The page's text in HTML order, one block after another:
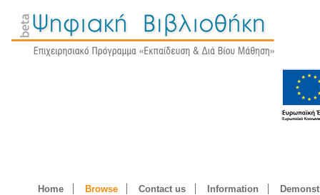
Home Browse Contact us Information